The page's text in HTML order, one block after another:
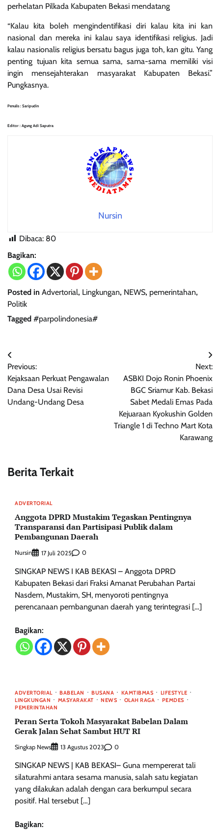
perhelatan Pilkada Kabupaten Bekasi mendatang
“Kalau kita boleh mengindentifikasi diri kalau kita ini kan
nasional dan mereka ini kalau saya identifikasi religius. Jadi
kalau nasionalis religius bersatu bagus juga toh, kan gitu. Yang
penting tujuan kita semua sama, sama-sama memiliki visi
ingin mensejahterakan masyarakat Kabupaten Bekasi.”
Pungkasnya.
Penulis : Saripudin
Editor : Agung Adi Saputra
Nursin
Dibaca: 80
Bagikan:
Posted in Advertorial, Lingkungan, NEWS, pemerintahan,
Politik
Tagged #parpolindonesia#
Navigasi
pos
Previous:
Kejaksaan Perkuat Pengawalan
Dana Desa Usai Revisi
Undang-Undang Desa
Next:
ASBKI Dojo Ronin Phoenix
BGC Sriamur Kab. Bekasi
Sabet Medali Emas Pada
Kejuaraan Kyokushin Golden
Triangle 1 di Techno Mart Kota
Karawang
Berita Terkait
ADVERTORIAL
‎Anggota DPRD Mustakim Tegaskan Pentingnya
Transparansi dan Partisipasi Publik dalam
Pembangunan Daerah
Nursin 17 Juli 2025 0
‎‎SINGKAP NEWS I KAB BEKASI – Anggota DPRD
Kabupaten Bekasi dari Fraksi Amanat Perubahan Partai
Nasdem, Mustakim, SH, menyoroti pentingnya
perencanaan pembangunan daerah yang terintegrasi […]
Bagikan:
ADVERTORIAL BABELAN BUSANA KAMTIBMAS
LIFESTYLE
LINGKUNGAN
MASYARAKAT NEWS OLAH RAGA
PEMDES
PEMERINTAHAN
Peran Serta Tokoh Masyarakat Babelan Dalam
Gerak Jalan Sehat Sambut HUT RI
Singkap News 13 Agustus 2023 0
SINGKAP NEWS | KAB BEKASI– Guna mempererat tali
silaturahmi antara sesama manusia, salah satu kegiatan
yang dilakukan adalah dengan cara berkumpul secara
positif. Hal tersebut […]
Bagikan: